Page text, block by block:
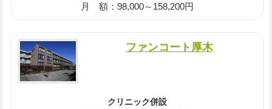
月 額：98,000～158,200円
ファンコート厚木
クリニック併設